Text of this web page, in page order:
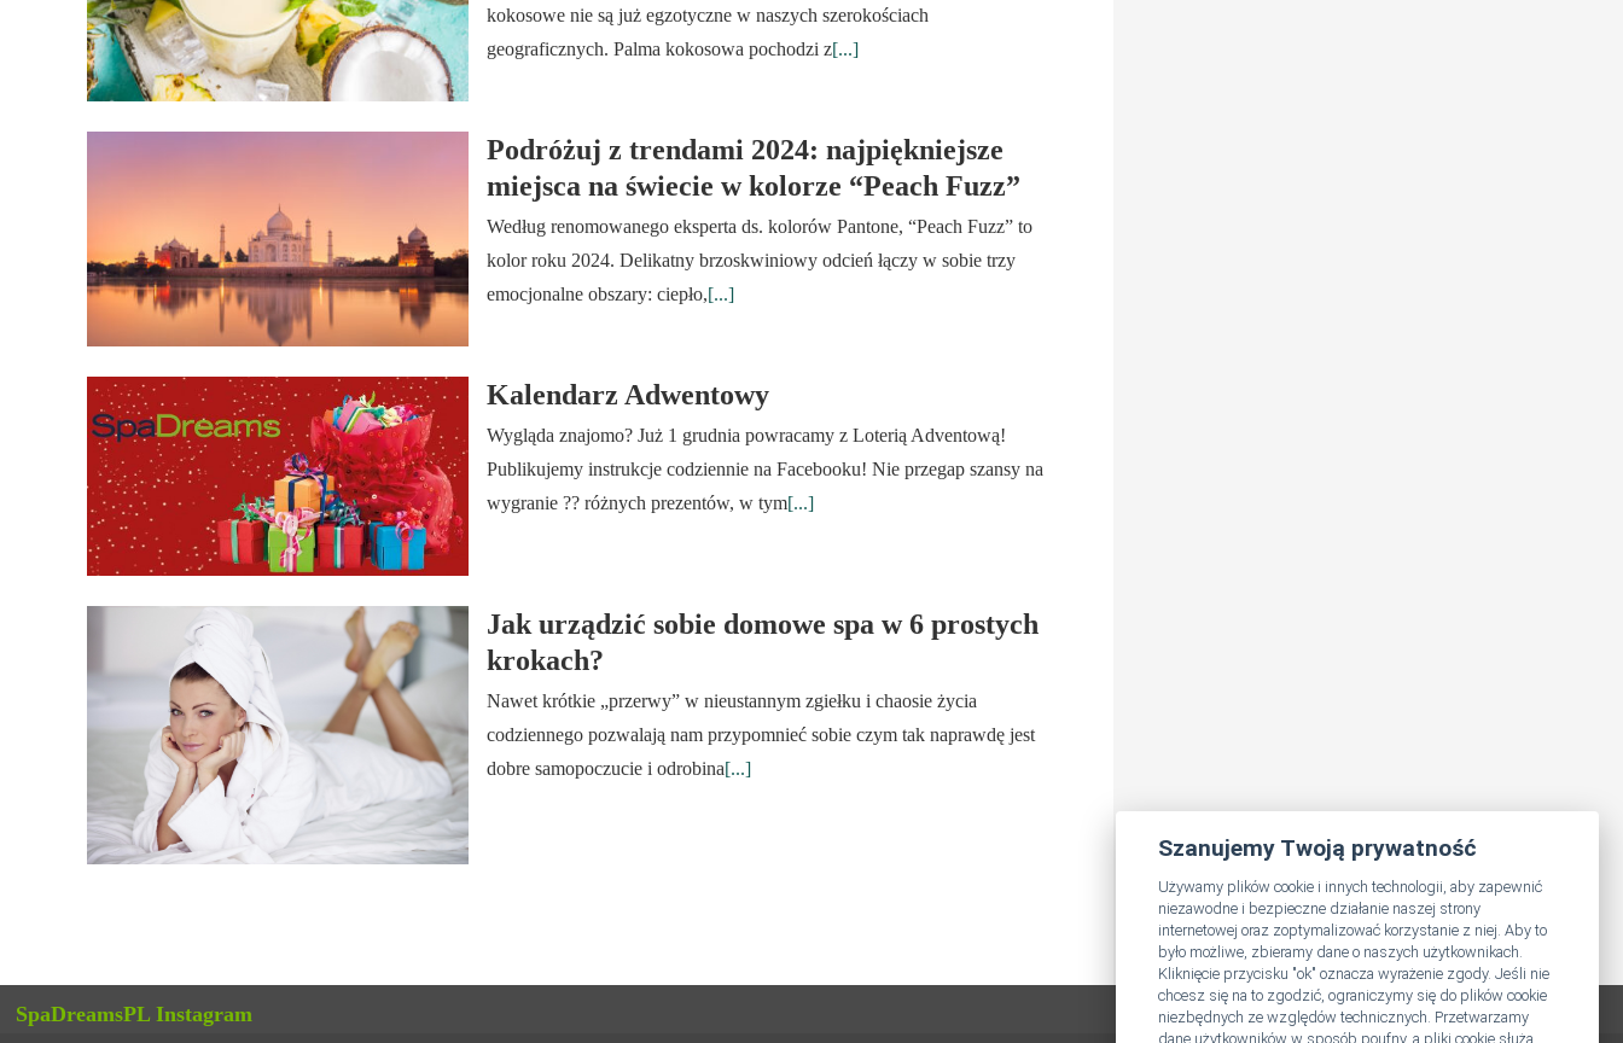
kokosowe nie są już egzotyczne w naszych szerokościach
geograficznych. Palma kokosowa pochodzi z[...]
Podróżuj z trendami 2024: najpiękniejsze
miejsca na świecie w kolorze “Peach Fuzz”
Według renomowanego eksperta ds. kolorów Pantone, “Peach Fuzz” to
kolor roku 2024. Delikatny brzoskwiniowy odcień łączy w sobie trzy
emocjonalne obszary: ciepło,[...]
Kalendarz Adwentowy
Wygląda znajomo? Już 1 grudnia powracamy z Loterią Adventową!
Publikujemy instrukcje codziennie na Facebooku! Nie przegap szansy na
wygranie ?? różnych prezentów, w tym[...]
Jak urządzić sobie domowe spa w 6 prostych
krokach?
Nawet krótkie „przerwy” w nieustannym zgiełku i chaosie życia
codziennego pozwalają nam przypomnieć sobie czym tak naprawdę jest
dobre samopoczucie i odrobina[...]
SpaDreamsPL Instagram
Szanujemy Twoją prywatność
Używamy plików cookie i innych technologii, aby zapewnić
niezawodne i bezpieczne działanie naszej strony
internetowej oraz zoptymalizować korzystanie z niej. Aby to
było możliwe, zbieramy dane o naszych użytkownikach.
Kliknięcie przycisku "ok" oznacza wyrażenie zgody. Jeśli nie
chcesz się na to zgodzić, ograniczymy się do plików cookie
niezbędnych ze względów technicznych. Przetwarzamy
dane użytkowników w sposób poufny, a pliki cookie służą